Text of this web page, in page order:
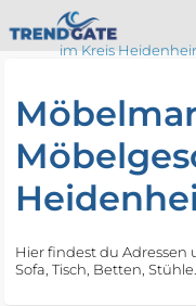
im Kreis
Hier findest du Adressen
Sofa, Tisch, Betten, Stühle.